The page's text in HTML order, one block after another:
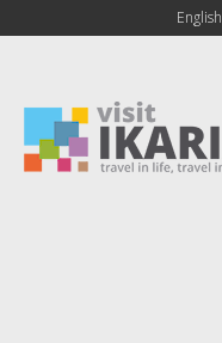
English